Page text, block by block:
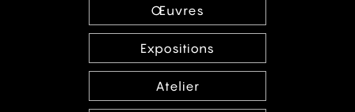
Œuvres
Expositions
Atelier